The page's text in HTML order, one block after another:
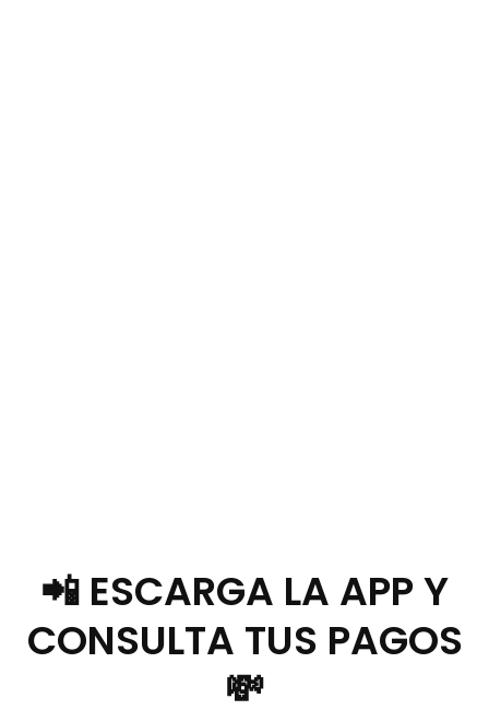
📲 ESCARGA LA APP Y
CONSULTA TUS PAGOS
💸